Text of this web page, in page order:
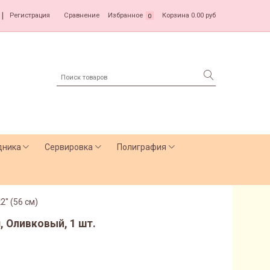
Регистрация Сравнение Избранное 0 Корзина 0.00 руб
Сервировка Полиграфия
(56 см)
Оливковый, 1 шт.